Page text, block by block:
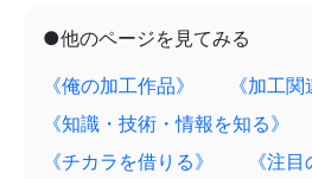
●他のページを見てみる
《俺の加工作品》
《加工
《知識・技術・情報を知る》
《チカラを借りる》
《注